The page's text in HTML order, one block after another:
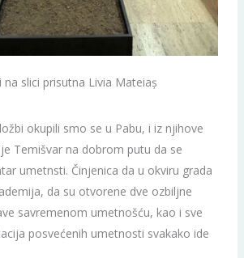
na slici prisutna Livia Mateiaș
okupili smo se u Pabu, i iz njihove
Temišvar na dobrom putu da se
umetnsti. Činjenica da u okviru grada
da su otvorene dve ozbiljne
savremenom umetnošću, kao i sve
posvećenih umetnosti svakako ide